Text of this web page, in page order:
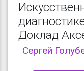
Доклад
Сергей